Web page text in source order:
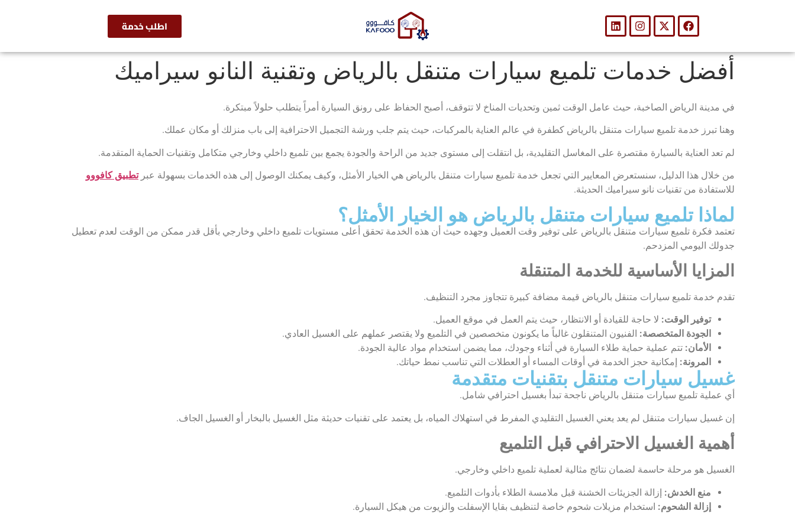
اطلب خدمة
أفضل خدمات تلميع سيارات متنقل بالرياض وتقنية النانو سيراميك
في مدينة الرياض الصاخبة، حيث عامل الوقت ثمين وتحديات المناخ لا تتوقف، أصبح الحفاظ على رونق السيارة أمراً يتطلب حلولاً مبتكرة.
وهنا تبرز خدمة تلميع سيارات متنقل بالرياض كطفرة في عالم العناية بالمركبات، حيث يتم جلب ورشة التجميل الاحترافية إلى باب منزلك أو مكان عملك.
لم تعد العناية بالسيارة مقتصرة على المغاسل التقليدية، بل انتقلت إلى مستوى جديد من الراحة والجودة يجمع بين تلميع داخلي وخارجي متكامل وتقنيات الحماية المتقدمة.
من خلال هذا الدليل، سنستعرض المعايير التي تجعل خدمة تلميع سيارات متنقل بالرياض هي الخيار الأمثل، وكيف يمكنك الوصول إلى هذه الخدمات بسهولة عبرتطبيق كافووو
للاستفادة من تقنيات نانو سيراميك الحديثة.
لماذا تلميع سيارات متنقل بالرياض هو الخيار الأمثل؟
تعتمد فكرة تلميع سيارات متنقل بالرياض على توفير وقت العميل وجهده حيث أن هذه الخدمة تحقق أعلى مستويات تلميع داخلي وخارجي بأقل قدر ممكن من الوقت لعدم تعطيل
جدولك اليومي المزدحم.
المزايا الأساسية للخدمة المتنقلة
تقدم خدمة تلميع سيارات متنقل بالرياض قيمة مضافة كبيرة تتجاوز مجرد التنظيف.
توفير الوقت: لا حاجة للقيادة أو الانتظار، حيث يتم العمل في موقع العميل.
الجودة المتخصصة: الفنيون المتنقلون غالباً ما يكونون متخصصين في التلميع ولا يقتصر عملهم على الغسيل العادي.
الأمان: تتم عملية حماية طلاء السيارة في أثناء وجودك، مما يضمن استخدام مواد عالية الجودة.
المرونة: إمكانية حجز الخدمة في أوقات المساء أو العطلات التي تناسب نمط حياتك.
غسيل سيارات متنقل بتقنيات متقدمة
أي عملية تلميع سيارات متنقل بالرياض ناجحة تبدأ بغسيل احترافي شامل.
إن غسيل سيارات متنقل لم يعد يعني الغسيل التقليدي المفرط في استهلاك المياه، بل يعتمد على تقنيات حديثة مثل الغسيل بالبخار أو الغسيل الجاف.
أهمية الغسيل الاحترافي قبل التلميع
الغسيل هو مرحلة حاسمة لضمان نتائج مثالية لعملية تلميع داخلي وخارجي.
منع الخدش: إزالة الجزيئات الخشنة قبل ملامسة الطلاء بأدوات التلميع.
إزالة الشحوم: استخدام مزيلات شحوم خاصة لتنظيف بقايا الإسفلت والزيوت من هيكل السيارة.